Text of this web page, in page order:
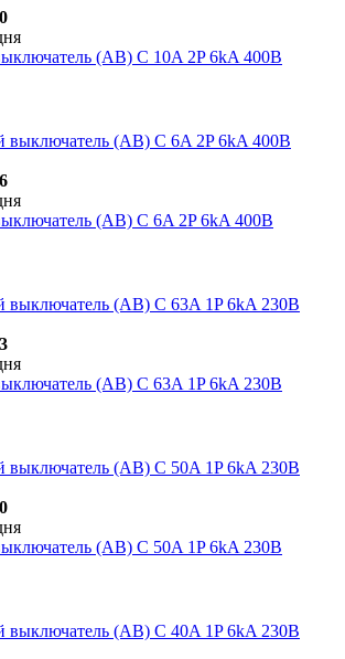
(АВ) C 10A 2P 6kA 400В
(АВ) C 6A 2P 6kA 400В
(АВ) C 63A 1P 6kA 230В
(АВ) C 50A 1P 6kA 230В